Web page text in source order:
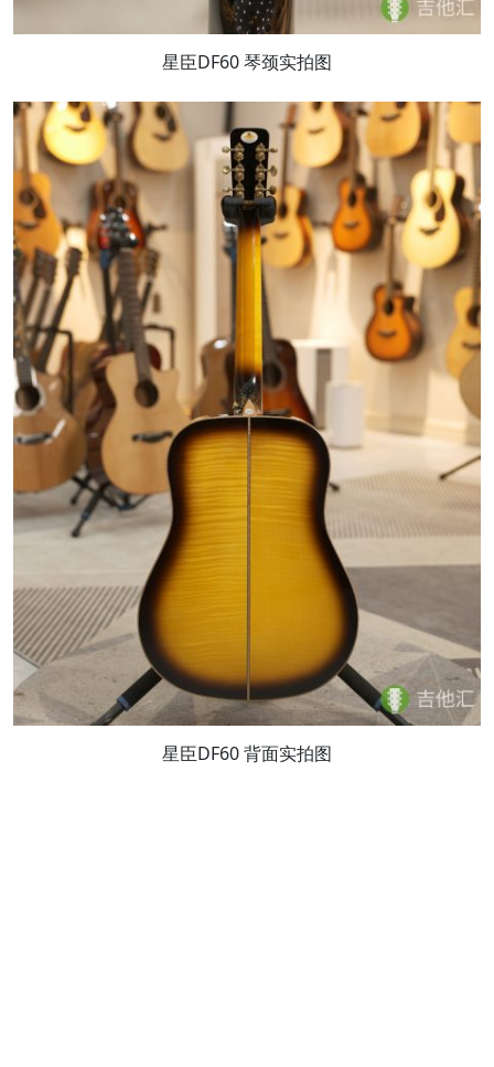
星臣DF60 琴颈实拍图
星臣DF60 背面实拍图